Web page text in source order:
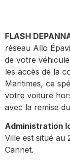
FLASH
réseau Allo
de votre véhicule
les accès de la
Maritimes, ce
votre voiture
avec la remise
Administration
Ville est situé au
Cannet.